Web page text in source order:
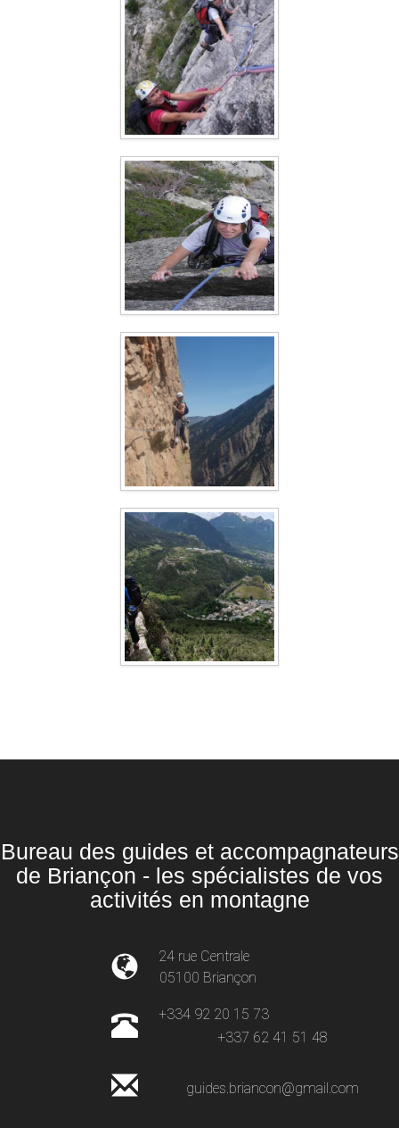
Bureau des guides et accompagnateurs
de Briançon - les spécialistes de vos
activités en montagne
24 rue Centrale
05100 Briançon
+334 92 20 15 73
+337 62 41 51 48
guides.briancon@gmail.com